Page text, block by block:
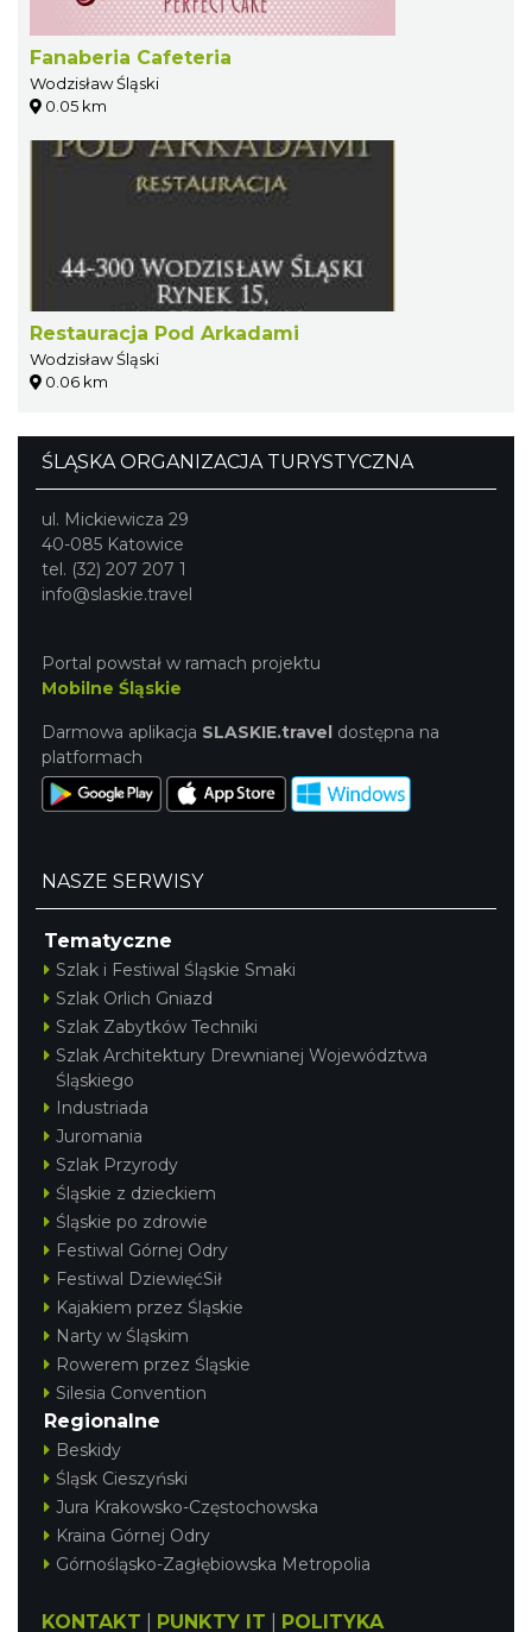
Fanaberia Cafeteria
Wodzisław Śląski
0.05 km
Restauracja Pod Arkadami
Wodzisław Śląski
0.06 km
ŚLĄSKA ORGANIZACJA TURYSTYCZNA
ul. Mickiewicza 29
40-085 Katowice
tel. (32) 207 207 1
info@slaskie.travel
Portal powstał w ramach projektu
Mobilne Śląskie
Darmowa aplikacja SLASKIE.travel dostępna na
platformach
NASZE SERWISY
Tematyczne
Szlak i Festiwal Śląskie Smaki
Szlak Orlich Gniazd
Szlak Zabytków Techniki
Szlak Architektury Drewnianej Województwa
Śląskiego
Industriada
Juromania
Szlak Przyrody
Śląskie z dzieckiem
Śląskie po zdrowie
Festiwal Górnej Odry
Festiwal DziewięćSił
Kajakiem przez Śląskie
Narty w Śląskim
Rowerem przez Śląskie
Silesia Convention
Regionalne
Beskidy
Śląsk Cieszyński
Jura Krakowsko-Częstochowska
Kraina Górnej Odry
Górnośląsko-Zagłębiowska Metropolia
KONTAKT PUNKTY IT
POLITYKA